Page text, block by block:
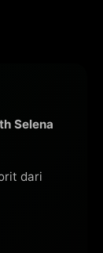
Selena
dari